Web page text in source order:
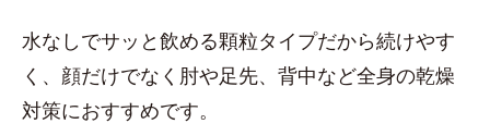
水なしでサッと飲める顆粒タイプだから続けやす
く、顔だけでなく肘や足先、背中など全身の乾燥
対策におすすめです。